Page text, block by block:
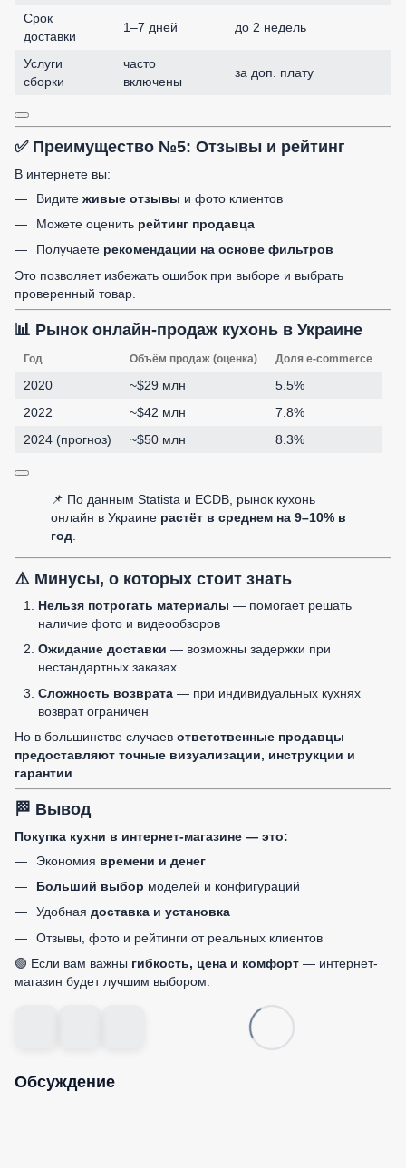
Срок
доставки
1–7 дней до 2 недель
Услуги
сборки
часто
включены
за доп. плату
✅ Преимущество №5: Отзывы и рейтинг
В интернете вы:
Видите живые отзывы и фото клиентов
Можете оценить рейтинг продавца
Получаете рекомендации на основе фильтров
Это позволяет избежать ошибок при выборе и выбрать
проверенный товар.
📊 Рынок онлайн-продаж кухонь в Украине
Год Объём продаж (оценка) Доля e-commerce
2020 ~$29 млн
5.5%
2022
~$42 млн
7.8%
2024 (прогноз)
~$50 млн 8.3%
📌 По данным Statista и ECDB, рынок кухонь
онлайн в Украине растёт в среднем на 9–10% в
год.
⚠️ Минусы, о которых стоит знать
Нельзя потрогать материалы — помогает решать
наличие фото и видеообзоров
Ожидание доставки — возможны задержки при
нестандартных заказах
Сложность возврата — при индивидуальных кухнях
возврат ограничен
Но в большинстве случаев ответственные продавцы
предоставляют точные визуализации, инструкции и
гарантии
🏁 Вывод
Покупка кухни в интернет-магазине — это:
Экономия времени и денег
Больший выбор моделей и конфигураций
Удобная доставка и установка
Отзывы, фото и рейтинги от реальных клиентов
🟢 Если вам важны гибкость, цена и комфорт — интернет-
магазин будет лучшим выбором.
Обсуждение